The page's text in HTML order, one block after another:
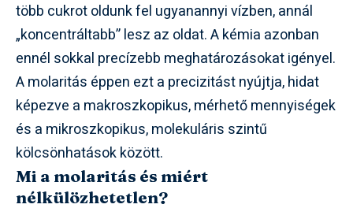
több cukrot oldunk fel ugyanannyi vízben, annál
„koncentráltabb” lesz az oldat. A kémia azonban
ennél sokkal precízebb meghatározásokat igényel.
A molaritás éppen ezt a precizitást nyújtja, hidat
képezve a makroszkopikus, mérhető mennyiségek
és a mikroszkopikus, molekuláris szintű
kölcsönhatások között.
Mi a molaritás és miért
nélkülözhetetlen?